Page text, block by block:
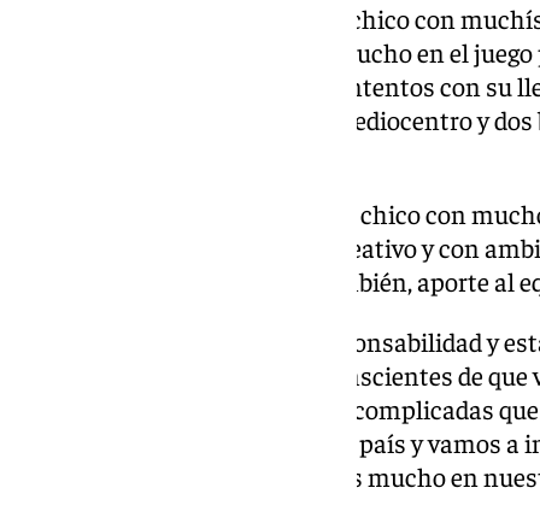
«Pol es un chico con
extremo que nos va a aportar mucho en el
es muy trabajador. Estamos contentos con su
equipo se forma con un buen mediocentro y
«Otro chico con
pivote como de interior, muy creativo y con
mucho a crecer y mejorar y, también, aporte al
«Responsabilidad y
tenemos que hacer y siendo conscientes de
rival. Es una de las salidas más complicadas
Un filial de mucho nivel en este país y vamos
No va a ser fácil, pero confiamos mucho en